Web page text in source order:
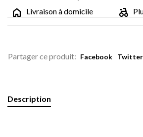
Livraison à domicile Plus
Partager ce produit: Facebook Twitter
Description